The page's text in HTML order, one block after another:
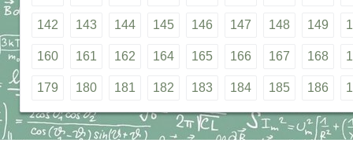
142 143 144 145 146 147 148 149
160 161 162 164 165 166 167 168
179 180 181 182 183 184 185 186